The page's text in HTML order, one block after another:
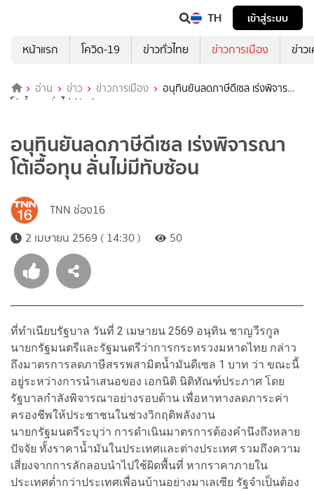
TH
เข้าสู่ระบบ
หน้าแรก
โควิด-19 ข่าวทั่วไทย ข่าวการเมือง ข่าว
อ่าน ข่าว ข่าวการเมือง
อนุทินยันลดภาษีดีเซล เร่งพิจารณา
โต้เอื้อทุน ลั่นไม่มีทับซ้อน
อนุทินยันลดภาษีดีเซล เร่งพิจารณา
โต้เอื้อทุน ลั่นไม่มีทับซ้อน
TNN ช่อง16
2 เมษายน 2569 ( 14:30 )
50
ที่ทำเนียบรัฐบาล วันที่ 2 เมษายน 2569 อนุทิน ชาญวีรกูล
นายกรัฐมนตรีและรัฐมนตรีว่าการกระทรวงมหาดไทย กล่าว
ถึงมาตรการลดภาษีสรรพสามิตน้ำมันดีเซล 1 บาท ว่า ขณะนี้
อยู่ระหว่างการนำเสนอของ เอกนิติ นิติทัณฑ์ประภาศ โดย
รัฐบาลกำลังพิจารณาอย่างรอบด้าน เพื่อหาทางลดภาระค่า
ครองชีพให้ประชาชนในช่วงวิกฤติพลังงาน
นายกรัฐมนตรีระบุว่า การดำเนินมาตรการต้องคำนึงถึงหลาย
ปัจจัย ทั้งราคาน้ำมันในประเทศและต่างประเทศ รวมถึงความ
เสี่ยงจากการลักลอบนำไปใช้ผิดพื้นที่ หากราคาภายใน
ประเทศต่ำกว่าประเทศเพื่อนบ้านอย่างมาเลเซีย รัฐจำเป็นต้อง